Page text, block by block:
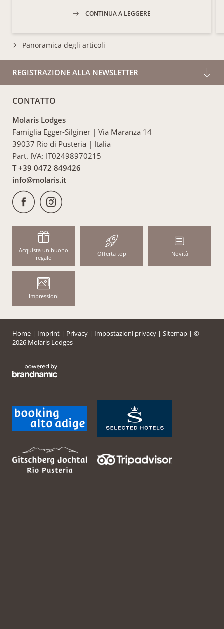
CONTINUA A LEGGERE
Panoramica degli articoli
REGISTRAZIONE ALLA NEWSLETTER
CONTATTO
Molaris Lodges
Famiglia Egger-Silginer | Via Maranza 14
39037 Rio di Pusteria | Italia
Part. IVA: IT02498970215
T +39 0472 849426
info@molaris.it
Acquista un buono
regalo
Offerta top Novità
Impressioni
Home | Imprint | Privacy | Impostazioni privacy | Sitemap | ©
2026 Molaris Lodges